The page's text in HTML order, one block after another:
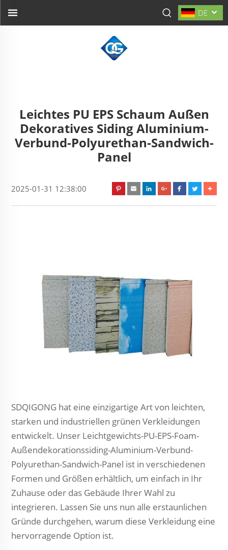
DE
Leichtes PU EPS Schaum Außen
Dekoratives Siding Aluminium-
Verbund-Polyurethan-Sandwich-
Panel
2025-01-31 12:38:00
SDQIGONG hat eine einzigartige Art von leichten,
starken und industriellen grünen Verkleidungen
entwickelt. Unser Leichtgewichts-PU-EPS-Foam-
Außendekorationssiding-Aluminium-Verbund-
Polyurethan-Sandwich-Panel ist in verschiedenen
Formen und Größen erhältlich, um einfach in Ihr
Zuhause oder das Gebäude Ihrer Wahl zu
integrieren. Lassen Sie uns nun alle erstaunlichen
Gründe durchgehen, warum diese Verkleidung eine
hervorragende Option ist.